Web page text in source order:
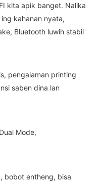
kita apik banget. Nalika
kahanan nyata,
Bluetooth luwih stabil
pengalaman printing
saben dina lan
bobot entheng, bisa